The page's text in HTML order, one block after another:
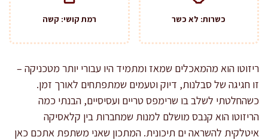
כשרות: לא כשר רמת קושי: קשה
ריזוטו הוא מהמאכלים שמאז ומתמיד היו עבורי יותר מטכניקה –
זו חגיגה של סבלנות, דיוק וטעמים שמתפתחים לאורך זמן.
כשהחלטתי לשלב בו שרימפס טריים ועסיסיים, הבנתי כמה
הריזוטו הוא קנבס מושלם למנות שמחברות בין קלאסיקה
איטלקית להשראה ים תיכונית. המתכון שאני משתפת אתכם כאן